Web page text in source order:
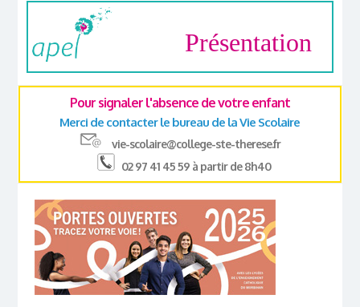
Présentation
Pour signaler l'absence de votre enfant
Merci de contacter le bureau de la Vie Scolaire
vie-scolaire@college-ste-therese.fr
02 97 41 45 59 à partir de 8h40